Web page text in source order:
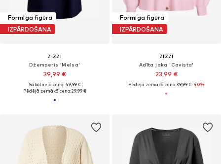
Formīga figūra
IZPĀRDOŠANA
ZIZZI
Džemperis 'Melsa'
39,99 €
Sākotnējā cena: 49,99 €
Pēdējā zemākā cena:29,99 €
Formīga figūra
IZPĀRDOŠANA
ZIZZI
Adīta jaka 'Cavista'
23,99 €
Pēdējā zemākā cena:39,99 €-40%